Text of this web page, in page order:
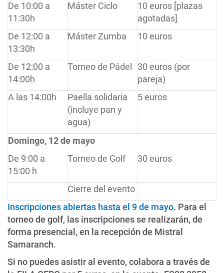
De 10:00 a
11:30h
Máster Ciclo
10 euros [plazas
agotadas]
De 12:00 a
13:30h
Máster Zumba 10 euros
De 12:00 a
14:00h
Torneo de Pádel
30 euros (por
pareja)
A las 14:00h
Paella solidaria
(incluye pan y
agua)
5 euros
Domingo, 12 de mayo
De 9:00 a
15:00 h
Torneo de Golf 30 euros
Cierre del evento
Inscripciones abiertas hasta el 9 de mayo. Para el
torneo de golf, las inscripciones se realizarán, de
forma presencial, en la recepción de Mistral
Samaranch.
Si no puedes asistir al evento, colabora a través de